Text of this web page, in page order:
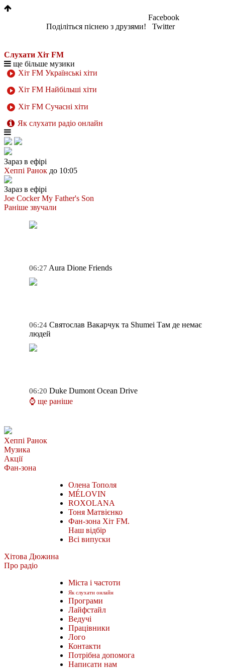
Поділіться піснею з друзями!
Facebook
Twitter
Слухати Хіт FM
ще більше музики
Хіт FM Українські хіти
Хіт FM Найбільші хіти
Хіт FM Сучасні хіти
Як слухати радіо онлайн
Зараз в ефірі
Хеппі Ранок до 10:05
Зараз в ефірі
Joe Cocker My Father's Son
Раніше звучали
06:27 Aura Dione Friends
06:24 Святослав Вакарчук та Shumei Там де немає
людей
06:20 Duke Dumont Ocean Drive
⌚ ще раніше
Хеппі Ранок
Музика
Акції
Фан-зона
Олена Тополя
MÉLOVIN
ROXOLANA
Тоня Матвієнко
Фан-зона Хіт FM.
Наш відбір
Всі випуски
Хітова Дюжина
Про радіо
Міста і частоти
Як слухати онлайн
Програми
Лайфстайл
Ведучі
Працівники
Лого
Контакти
Потрібна допомога
Написати нам